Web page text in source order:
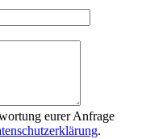
eurer Anfrage
.